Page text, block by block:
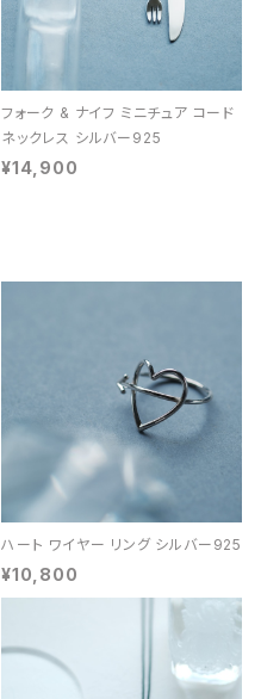
フォーク & ナイフ ミニチュア コード
ネックレス シルバー925
¥14,900
ハート ワイヤー リング シルバー925
¥10,800